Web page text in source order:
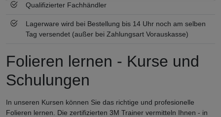
Qualifizierter Fachhändler
Lagerware wird bei Bestellung bis 14 Uhr noch am selben
Tag versendet (außer bei Zahlungsart Vorauskasse)
Folieren lernen - Kurse und
Schulungen
In unseren Kursen können Sie das richtige und profesionelle
Folieren lernen. Die zertifizierten 3M Trainer vermitteln Ihnen - in